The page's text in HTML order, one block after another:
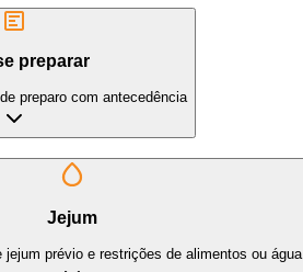
preparar
preparo com antecedência
Jejum
jejum prévio e restrições de alimentos ou água